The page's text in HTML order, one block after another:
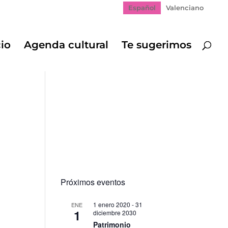
Español Valenciano
Agenda cultural Te sugerimos
Próximos eventos
ENE
1
1 enero 2020 -31
diciembre 2030
Patrimonio